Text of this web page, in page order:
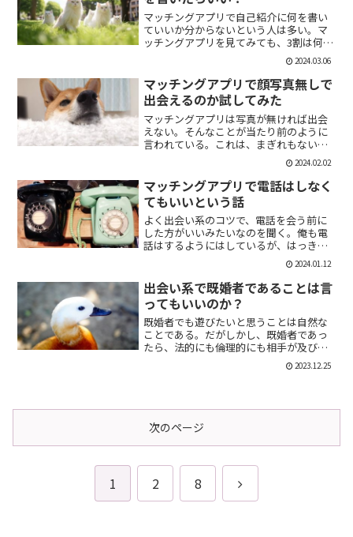
マッチングアプリで自己紹介に何を書い
ていいか分からないという人は多い。マ
ッチングアプリを見てみても、3割は何も
書いていない人がいる。なかには、何を
書いていいか分かりませんー。とだけ書
いている人も。なので、今回の記事はマ
チアプのプロフィールの...
2024.03.06
マッチングアプリで顔写真無しで
出会えるのか試してみた
マッチングアプリは写真が無ければ出会
えない。そんなことが当たり前のように
言われている。これは、まぎれもない事
実だと思う。自分が使う時に写真を載せ
ていない人は無視するし、相手をするに
しても適当にあしらう。写真無しで出会
えるのは、お金が発生する...
2024.02.02
マッチングアプリで電話はしなく
てもいいという話
よく出会い系のコツで、電話を会う前に
した方がいいみたいなのを聞く。俺も電
話はするようにはしているが、はっきり
言っちゃうと電話なんていらない。よっ
ぽど話術や声に自信ある人だけすればい
いと思っている。では、その理由を語っ
ていこう。電話を嫌がる人...
2024.01.12
出会い系で既婚者であることは言
ってもいいのか？
既婚者でも遊びたいと思うことは自然な
ことである。だがしかし、既婚者であっ
たら、法的にも倫理的にも相手が及び腰
になることは明らかだ。では、既婚者で
あることを言わない方がいいのか。否、
2023.12.25
次のページ
1 2 8
次